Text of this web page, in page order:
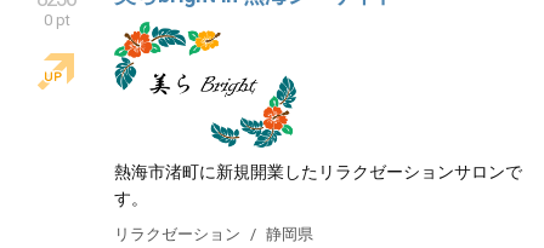
見に行く 0
美らbright in 熱海シーサイド